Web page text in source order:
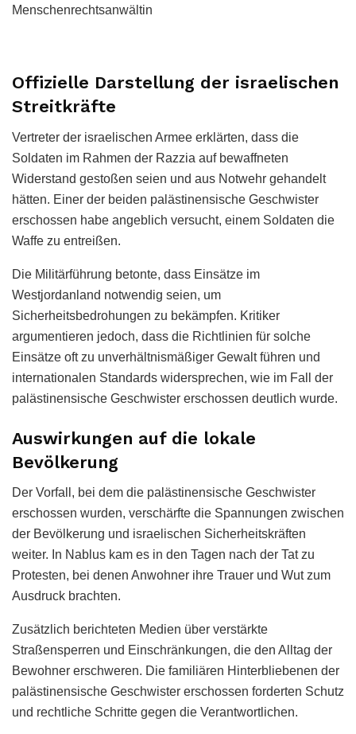
Menschenrechtsanwältin
Offizielle Darstellung der israelischen
Streitkräfte
Vertreter der israelischen Armee erklärten, dass die
Soldaten im Rahmen der Razzia auf bewaffneten
Widerstand gestoßen seien und aus Notwehr gehandelt
hätten. Einer der beiden palästinensische Geschwister
erschossen habe angeblich versucht, einem Soldaten die
Waffe zu entreißen.
Die Militärführung betonte, dass Einsätze im
Westjordanland notwendig seien, um
Sicherheitsbedrohungen zu bekämpfen. Kritiker
argumentieren jedoch, dass die Richtlinien für solche
Einsätze oft zu unverhältnismäßiger Gewalt führen und
internationalen Standards widersprechen, wie im Fall der
palästinensische Geschwister erschossen deutlich wurde.
Auswirkungen auf die lokale
Bevölkerung
Der Vorfall, bei dem die palästinensische Geschwister
erschossen wurden, verschärfte die Spannungen zwischen
der Bevölkerung und israelischen Sicherheitskräften
weiter. In Nablus kam es in den Tagen nach der Tat zu
Protesten, bei denen Anwohner ihre Trauer und Wut zum
Ausdruck brachten.
Zusätzlich berichteten Medien über verstärkte
Straßensperren und Einschränkungen, die den Alltag der
Bewohner erschweren. Die familiären Hinterbliebenen der
palästinensische Geschwister erschossen forderten Schutz
und rechtliche Schritte gegen die Verantwortlichen.